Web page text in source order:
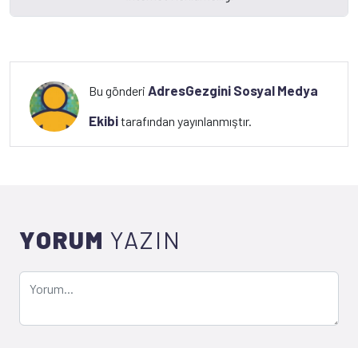
Bu gönderiAdresGezgini Sosyal Medya
Ekibitarafından yayınlanmıştır.
YORUM YAZIN